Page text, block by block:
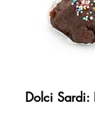
Dolci Sardi: